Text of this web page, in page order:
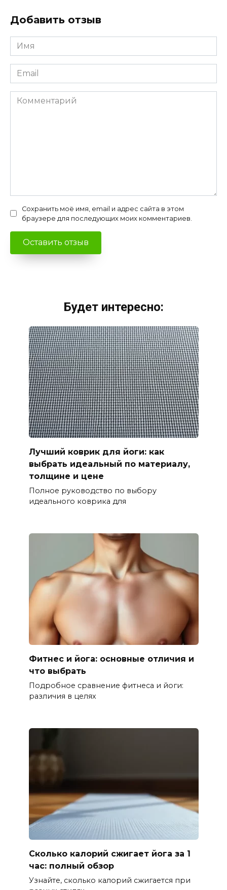
Добавить отзыв
Имя
*
Email
*
Комментарий
Сохранить моё имя, email и адрес сайта в этом
браузере для последующих моих комментариев.
Будет интересно:
Лучший коврик для йоги: как
выбрать идеальный по материалу,
толщине и цене
Полное руководство по выбору
идеального коврика для
Фитнес и йога: основные отличия и
что выбрать
Подробное сравнение фитнеса и йоги:
различия в целях
Сколько калорий сжигает йога за 1
час: полный обзор
Узнайте, сколько калорий сжигается при